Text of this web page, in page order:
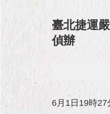
臺北捷運
偵辦
6月1日19時